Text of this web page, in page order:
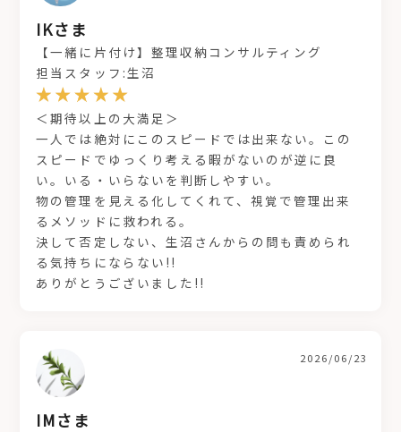
IKさま
【一緒に片付け】整理収納コンサルティング
担当スタッフ:生沼
＜期待以上の大満足＞
一人では絶対にこのスピードでは出来ない。この
スピードでゆっくり考える暇がないのが逆に良
い。いる・いらないを判断しやすい。
物の管理を見える化してくれて、視覚で管理出来
るメソッドに救われる。
決して否定しない、生沼さんからの問も責められ
る気持ちにならない!!
ありがとうございました!!
IMさま
2026/06/23